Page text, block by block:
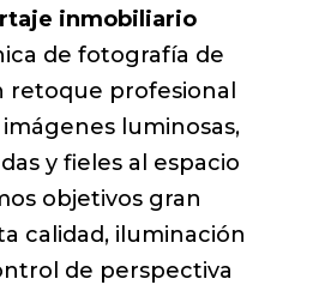
inmobiliario
de fotografía de
retoque profesional
luminosas,
y fieles al espacio
objetivos gran
calidad, iluminación
de perspectiva